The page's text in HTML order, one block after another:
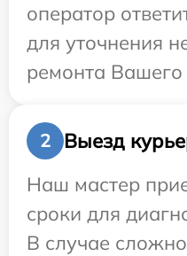
оператор
для уточнения
ремонта Вашего
2
Выезд
Наш мастер
сроки для
В случае